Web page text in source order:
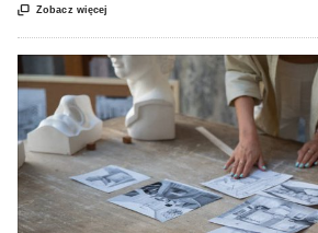
 Zobacz więcej